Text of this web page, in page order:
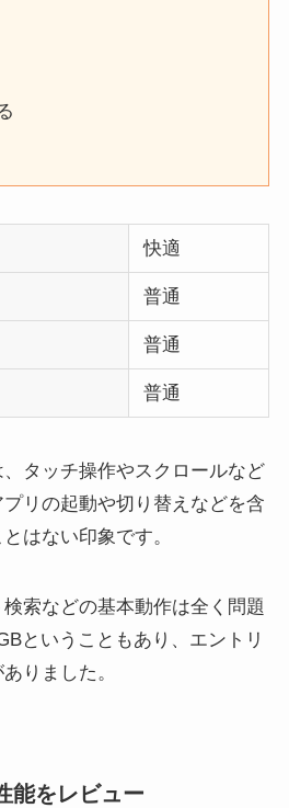
快適
普通
普通
普通
タッチ操作やスクロールなど
リの起動や切り替えなどを含
はない印象です。
索などの基本動作は全く問題
ということもあり、エントリ
りました。
能をレビュー